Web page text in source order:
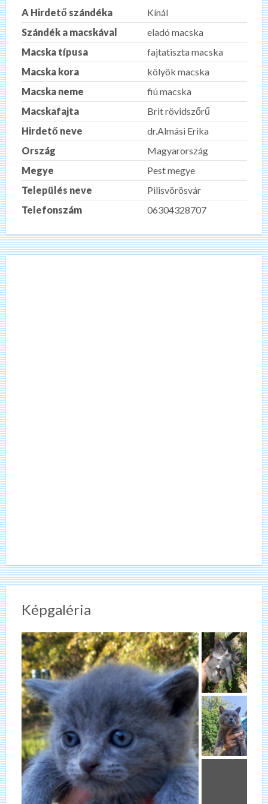
A Hirdető szándéka
Kínál
Szándék a macskával
eladó macska
Macska típusa
fajtatiszta macska
Macska kora
kölyök macska
Macska neme
fiú macska
Macskafajta
Brit rövidszőrű
Hirdető neve
dr.Almási Erika
Ország
Magyarország
Megye
Pest megye
Település neve
Pilisvörösvár
Telefonszám
06304328707
Képgaléria